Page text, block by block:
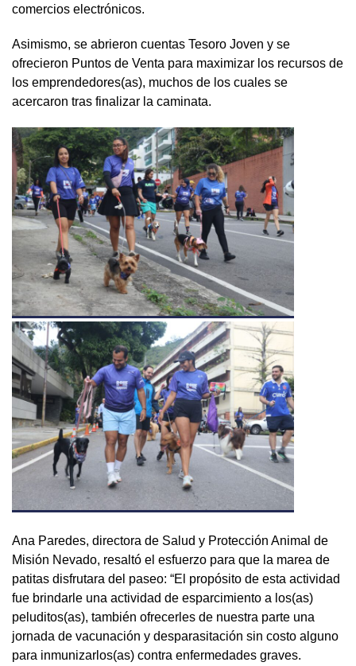
comercios electrónicos.
Asimismo, se abrieron cuentas Tesoro Joven y se
ofrecieron Puntos de Venta para maximizar los recursos de
los emprendedores(as), muchos de los cuales se
acercaron tras finalizar la caminata.
Ana Paredes, directora de Salud y Protección Animal de
Misión Nevado, resaltó el esfuerzo para que la marea de
patitas disfrutara del paseo: “El propósito de esta actividad
fue brindarle una actividad de esparcimiento a los(as)
peluditos(as), también ofrecerles de nuestra parte una
jornada de vacunación y desparasitación sin costo alguno
para inmunizarlos(as) contra enfermedades graves.